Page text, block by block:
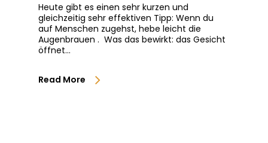
Heute gibt es einen sehr kurzen und
gleichzeitig sehr effektiven Tipp: Wenn du
auf Menschen zugehst, hebe leicht die
Augenbrauen . Was das bewirkt: das Gesicht
öffnet…
Read More